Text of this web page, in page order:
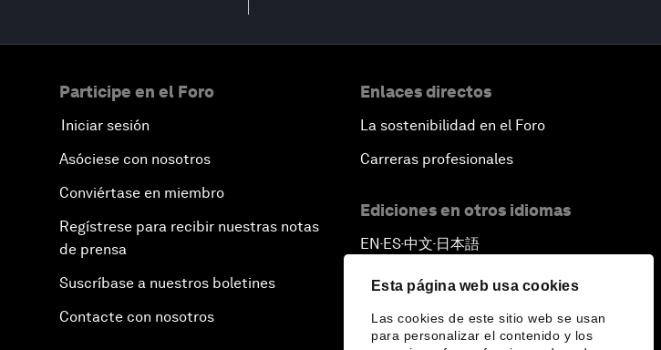
Esta página web usa cookies
Las cookies de este sitio web se usan
para personalizar el contenido y los
Participe en el Foro
Iniciar sesión
Asóciese con nosotros
Conviértase en miembro
Regístrese para recibir nuestras notas
de prensa
Suscríbase a nuestros boletines
Contacte con nosotros
Enlaces directos
La sostenibilidad en el Foro
Carreras profesionales
Ediciones en otros idiomas
EN ▪ES▪中文▪ 日本語